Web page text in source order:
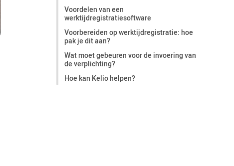
Voordelen van een
werktijdregistratiesoftware
Voorbereiden op werktijdregistratie: hoe
pak je dit aan?
Wat moet gebeuren voor de invoering van
de verplichting?
Hoe kan Kelio helpen?